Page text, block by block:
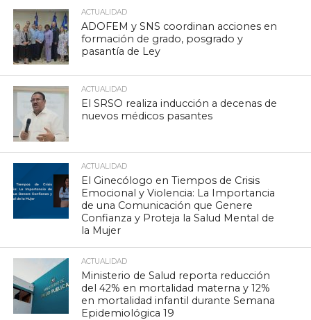
ACTUALIDAD
ADOFEM y SNS coordinan acciones en
formación de grado, posgrado y
pasantía de Ley
ACTUALIDAD
El SRSO realiza inducción a decenas de
nuevos médicos pasantes
ACTUALIDAD
El Ginecólogo en Tiempos de Crisis
Emocional y Violencia: La Importancia
de una Comunicación que Genere
Confianza y Proteja la Salud Mental de
la Mujer
ACTUALIDAD
Ministerio de Salud reporta reducción
del 42% en mortalidad materna y 12%
en mortalidad infantil durante Semana
Epidemiológica 19